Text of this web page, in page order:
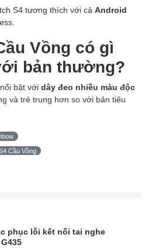
S4 tương thích với cả Android
Vồng có gì
bản thường?
nổi bật với dây đeo nhiều màu độc
và trẻ trung hơn so với bản tiêu
Cầu Vồng
phục lỗi kết nối tai nghe